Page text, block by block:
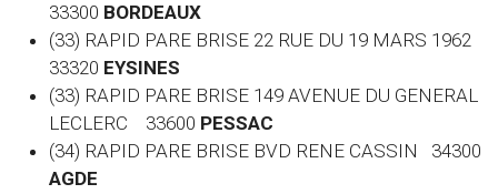
33300 BORDEAUX
(33) RAPID PARE BRISE 22 RUE DU 19 MARS 1962
33320 EYSINES
(33) RAPID PARE BRISE 149 AVENUE DU GENERAL
LECLERC 33600 PESSAC
(34) RAPID PARE BRISE BVD RENE CASSIN 34300
AGDE